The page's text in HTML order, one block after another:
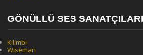
GÖNÜLLÜ SES SANATÇILARI
Kilimbi
Wiseman